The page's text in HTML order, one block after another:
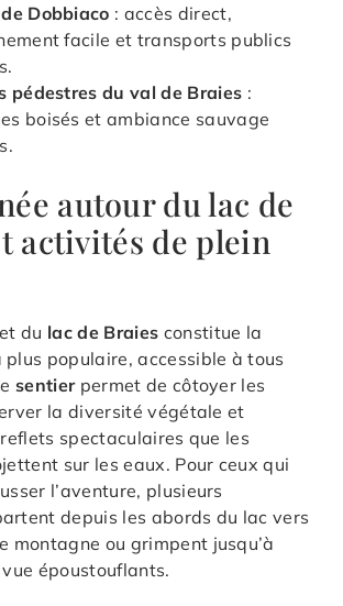
Dobbiaco : accès direct,
facile et transports publics
pédestres du val de Braies :
boisés et ambiance sauvage
autour du lac de
activités de plein
du lac de Braies constitue la
plus populaire, accessible à tous
sentierpermet de côtoyer les
la diversité végétale et
spectaculaires que les
sur les eaux. Pour ceux qui
l’aventure, plusieurs
depuis les abords du lac vers
montagne ou grimpent jusqu’à
époustouflants.